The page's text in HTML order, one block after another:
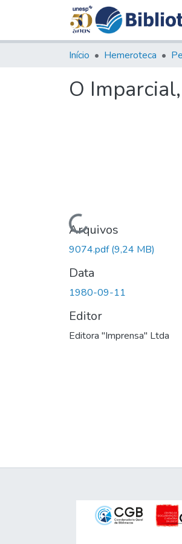
Início Hemeroteca
O
Carregando...
Arquivos
9074.pdf(9,24 MB)
Data
1980-09-11
Editor
Editora "Imprensa" Ltda